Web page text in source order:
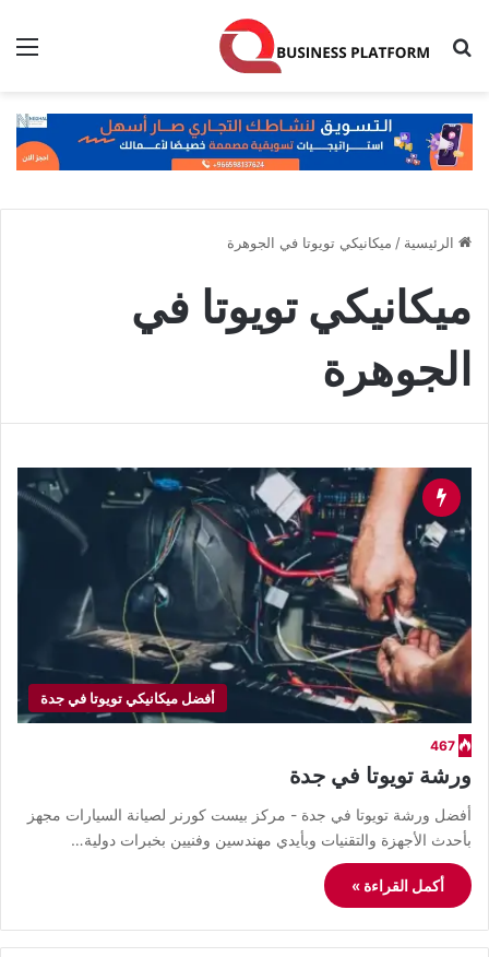
بحث عن
الرئيسية / ميكانيكي تويوتا في الجوهرة
ميكانيكي تويوتا في
الجوهرة
أفضل ميكانيكي تويوتا في جدة
467
ورشة تويوتا في جدة
أفضل ورشة تويوتا في جدة - مركز بيست كورنر لصيانة السيارات مجهز
بأحدث الأجهزة والتقنيات وبأيدي مهندسين وفنيين بخبرات دولية…
أكمل القراءة »